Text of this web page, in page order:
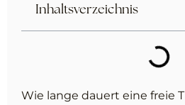
Inhaltsverzeichnis
Wie lange dauert eine freie